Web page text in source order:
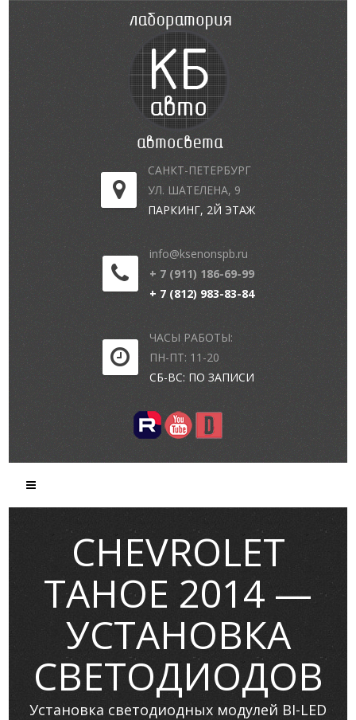
САНКТ-ПЕТЕРБУРГ
УЛ. ШАТЕЛЕНА, 9
ПАРКИНГ, 2Й ЭТАЖ
info@ksenonspb.ru
+ 7 (911) 186-69-99
+ 7 (812) 983-83-84
ЧАСЫ РАБОТЫ:
ПН-ПТ: 11-20
СБ-ВС: ПО ЗАПИСИ
CHEVROLET
TAHOE 2014 —
УСТАНОВКА
СВЕТОДИОДОВ
Установка светодиодных модулей BI-LED